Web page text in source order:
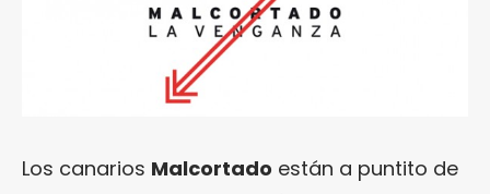
Los canarios Malcortado están a puntito de